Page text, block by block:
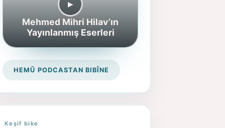
▶︎
Mehmed Mihri Hilav’ın
Yayınlanmış Eserleri
HEMÛ PODCASTAN BIBÎNE
Keşif bike